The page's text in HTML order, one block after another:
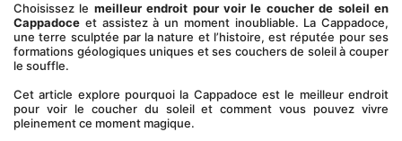
Choisissez le meilleur endroit pour voir le coucher de soleil en
Cappadoce et assistez à un moment inoubliable. La Cappadoce,
une terre sculptée par la nature et l’histoire, est réputée pour ses
formations géologiques uniques et ses couchers de soleil à couper
le souffle.
Cet article explore pourquoi la Cappadoce est le meilleur endroit
pour voir le coucher du soleil et comment vous pouvez vivre
pleinement ce moment magique.